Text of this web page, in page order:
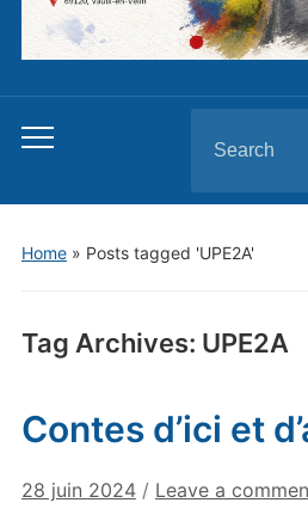
Toggle
menu
for:
Home» Posts tagged 'UPE2A'
Tag Archives: UPE2A
Contes d’ici et
28 juin 2024 / Leave a